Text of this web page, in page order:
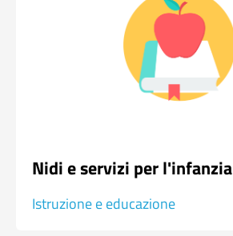
Nidi e servizi per l'infanzia
Istruzione e educazione